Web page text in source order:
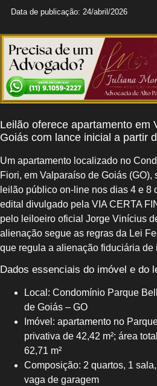
Data de publicação: 24/abril/2026
Leilão oferece apartamento em
Goiás com lance inicial a partir
Um apartamento localizado no
Fiori, em Valparaíso de Goiás (GO),
leilão público on-line nos dias 4 e 8
edital divulgado pela VIA CERTA
pelo leiloeiro oficial Jorge Vinícius
alienação segue as regras da Lei
que regula a alienação fiduciária de
Dados essenciais do imóvel e do
Local: Condomínio Parque
de Goiás – GO
Imóvel: apartamento no
privativa de 42,42 m²; área
62,71 m²
Composição: 2 quartos, 1
vaga de garagem